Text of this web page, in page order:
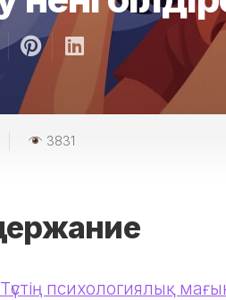
3831
Түстің психологиялық